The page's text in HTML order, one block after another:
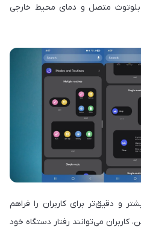
بلوتوث متصل و دمای محیط خارجی
و دقیق‌تر برای کاربران را فراهم
با اضافه شدن این 32 اکشن، کاربران می‌توانند رفتار دستگاه خود